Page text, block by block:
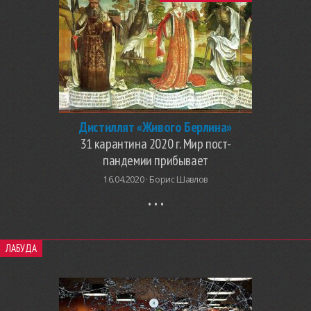
Дистиллят «Живого Берлина»
31 карантина 2020 г. Мир пост-
пандемии прибывает
16.04.2020 · Борис Шавлов
ЛАБУДА